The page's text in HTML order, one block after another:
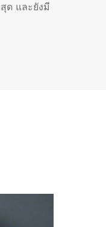
ด และยังมี